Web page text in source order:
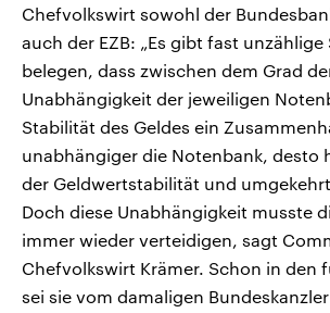
Chefvolkswirt sowohl der
auch der EZB: „Es gibt fast
belegen, dass zwischen dem Grad
Unabhängigkeit der jeweiligen
Stabilität des Geldes ein
unabhängiger die Notenbank, desto
der Geldwertstabilität und
Doch diese Unabhängigkeit musste
immer wieder verteidigen, sagt
Chefvolkswirt Krämer. Schon in den
sei sie vom damaligen